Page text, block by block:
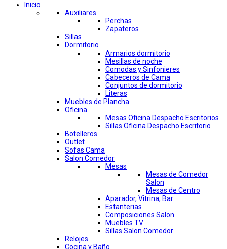
Inicio
Auxiliares
Perchas
Zapateros
Sillas
Dormitorio
Armarios dormitorio
Mesillas de noche
Comodas y Sinfonieres
Cabeceros de Cama
Conjuntos de dormitorio
Literas
Muebles de Plancha
Oficina
Mesas Oficina Despacho Escritorios
Sillas Oficina Despacho Escritorio
Botelleros
Outlet
Sofas Cama
Salon Comedor
Mesas
Mesas de Comedor
Salon
Mesas de Centro
Aparador, Vitrina, Bar
Estanterias
Composiciones Salon
Muebles TV
Sillas Salon Comedor
Relojes
Cocina y Baño